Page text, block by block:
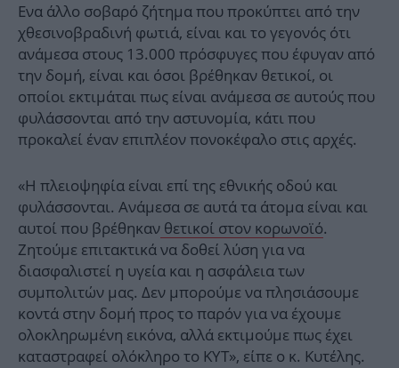
Ενα άλλο σοβαρό ζήτημα που προκύπτει από την
χθεσινοβραδινή φωτιά, είναι και το γεγονός ότι
ανάμεσα στους 13.000 πρόσφυγες που έφυγαν από
την δομή, είναι και όσοι βρέθηκαν θετικοί, οι
οποίοι εκτιμάται πως είναι ανάμεσα σε αυτούς που
φυλάσσονται από την αστυνομία, κάτι που
προκαλεί έναν επιπλέον πονοκέφαλο στις αρχές.
«Η πλειοψηφία είναι επί της εθνικής οδού και
φυλάσσονται. Ανάμεσα σε αυτά τα άτομα είναι και
αυτοί που βρέθηκαν θετικοί στον κορωνοϊό.
Ζητούμε επιτακτικά να δοθεί λύση για να
διασφαλιστεί η υγεία και η ασφάλεια των
συμπολιτών μας. Δεν μπορούμε να πλησιάσουμε
κοντά στην δομή προς το παρόν για να έχουμε
ολοκληρωμένη εικόνα, αλλά εκτιμούμε πως έχει
καταστραφεί ολόκληρο το ΚΥΤ», είπε ο κ. Κυτέλης.